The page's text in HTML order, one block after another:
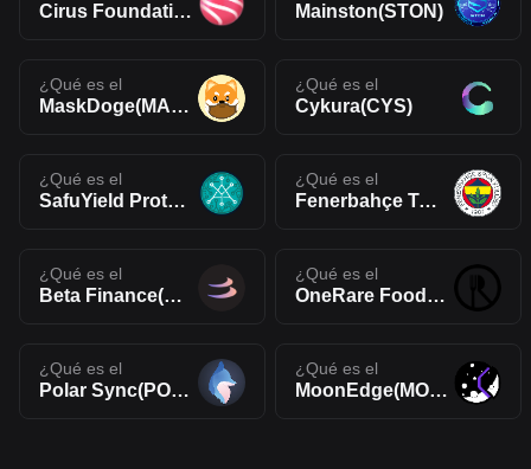
Cirus Foundation(CIRUS) Mainston(STON)
¿Qué es el
MaskDoge(MASKDOGE)
¿Qué es el
Cykura(CYS)
¿Qué es el
SafuYield Protocol(SAFUYIELD)
¿Qué es el
Fenerbahçe Token(FB)
¿Qué es el
Beta Finance(BETA)
¿Qué es el
OneRare Foodverse(ORARE)
¿Qué es el
Polar Sync(POLAR)
¿Qué es el
MoonEdge(MOONED)